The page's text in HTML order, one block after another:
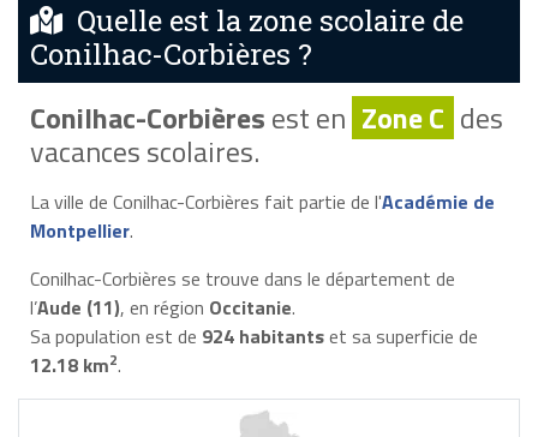
Quelle est la zone scolaire de
Conilhac-Corbières ?
Conilhac-Corbièresest en Zone C des
vacances scolaires.
La ville de Conilhac-Corbières fait partie de l'Académie de
Montpellier.
Conilhac-Corbières se trouve dans le département de
l’Aude (11), en région Occitanie.
Sa population est de 924 habitantset sa superficie de
12.18 km2.